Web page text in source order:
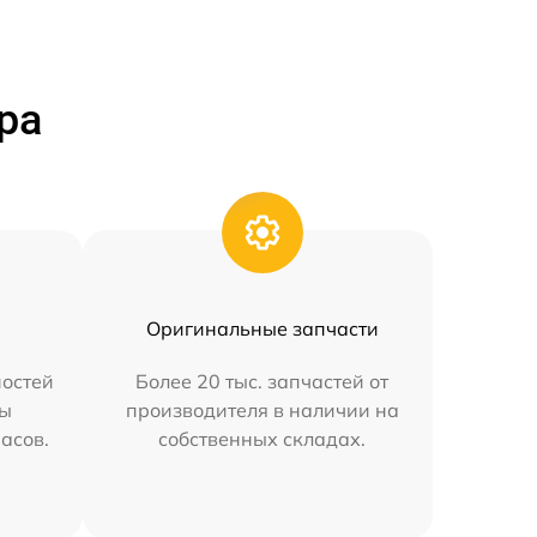
Оригинальные запчасти
Более 20 тыс. запчастей от
производителя в наличии на
собственных складах.